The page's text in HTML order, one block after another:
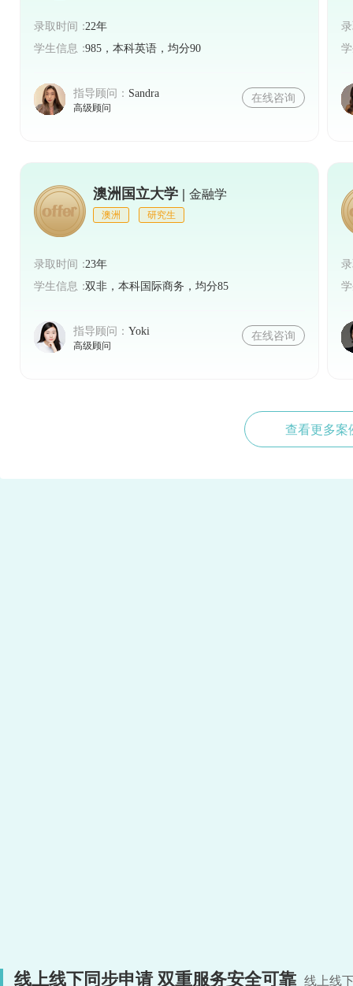
录取时间：22年
学生信息：985，本科英语，均分90
指导顾问： Sandra
高级顾问
在线咨询
澳洲国立大学 | 金融学
澳洲 研究生
录取时间：23年
学生信息：双非，本科国际商务，均分85
指导顾问： Yoki
高级顾问
在线咨询
查看更多案
线上线下同步申请 双重服务安全可靠 线上线